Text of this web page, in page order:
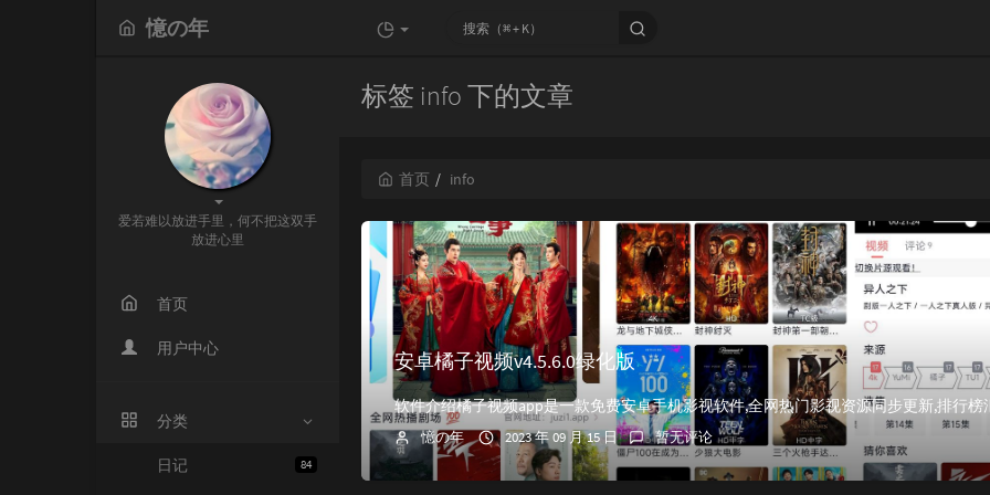
憶の年
爱若难以放进手里，何不把这双手
放进心里
首页
用户中心
分类
84
日记
标签 info 下的文章
首页 info
安卓橘子视频v4.5.6.0绿化版
憶の年 2023 年 09 月 15 日 暂无评论